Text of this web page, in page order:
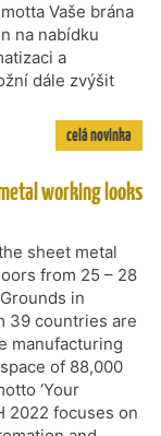
Vaše brána
na nabídku
a
dále zvýšit
celá novinka
working looks
sheet metal
from 25 – 28
in
39 countries are
manufacturing
of 88,000
‘Your
2022 focuses on